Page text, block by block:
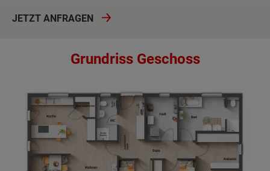
JETZT ANFRAGEN
Grundriss Geschoss